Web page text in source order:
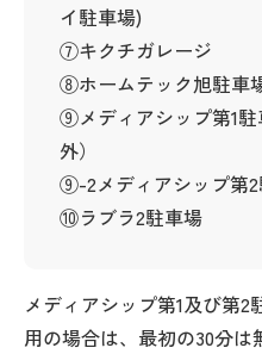
イ駐車場)
⑦キクチガレージ
⑧ホームテック旭駐車
⑨メディアシップ第1
外）
⑨-2メディアシップ第
⑩ラブラ2駐車場
メディアシップ第1及び第
用の場合は、最初の30分